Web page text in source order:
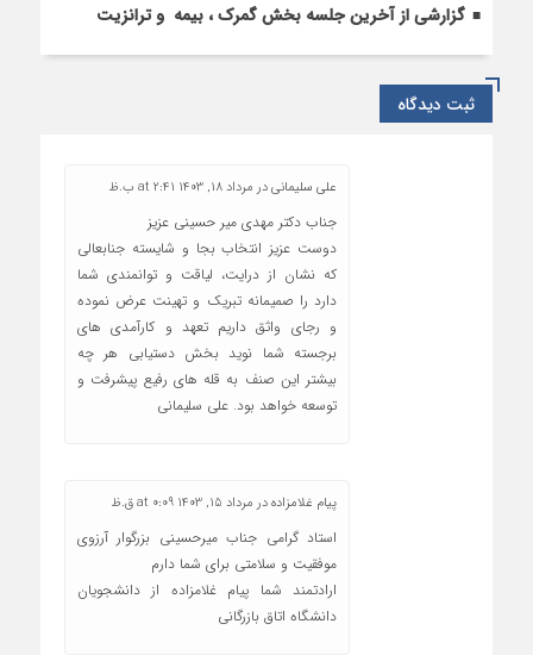
گزارشی از آخرین جلسه بخش گمرک ، بیمه و ترانزیت
ثبت دیدگاه
علی سلیمانیدر مرداد 18, 1403 at 2:41 ب.ظ
جناب دکتر مهدی میر حسینی عزیز
دوست عزیز انتخاب بجا و شایسته جنابعالی
که نشان از درایت، لیاقت و توانمندی شما
دارد را صمیمانه تبریک و تهینت عرض نموده
و رجای واثق داریم تعهد و کارآمدی های
برجسته شما نوید بخش دستیابی هر چه
بیشتر این صنف به قله های رفیع پیشرفت و
توسعه خواهد بود. علی سلیمانی
پیام غلامزادهدر مرداد 15, 1403 at 0:09 ق.ظ
استاد گرامی جناب میرحسینی بزرگوار آرزوی
موفقیت و سلامتی برای شما دارم
ارادتمند شما پیام غلامزاده از دانشجویان
دانشگاه اتاق بازرگانی